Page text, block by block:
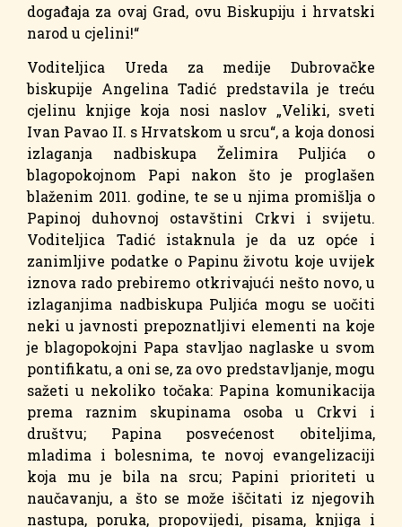
događaja za ovaj Grad, ovu Biskupiju i hrvatski
narod u cjelini!“
Voditeljica Ureda za medije Dubrovačke
biskupije Angelina Tadić predstavila je treću
cjelinu knjige koja nosi naslov „Veliki, sveti
Ivan Pavao II. s Hrvatskom u srcu“, a koja donosi
izlaganja nadbiskupa Želimira Puljića o
blagopokojnom Papi nakon što je proglašen
blaženim 2011. godine, te se u njima promišlja o
Papinoj duhovnoj ostavštini Crkvi i svijetu.
Voditeljica Tadić istaknula je da uz opće i
zanimljive podatke o Papinu životu koje uvijek
iznova rado prebiremo otkrivajući nešto novo, u
izlaganjima nadbiskupa Puljića mogu se uočiti
neki u javnosti prepoznatljivi elementi na koje
je blagopokojni Papa stavljao naglaske u svom
pontifikatu, a oni se, za ovo predstavljanje, mogu
sažeti u nekoliko točaka: Papina komunikacija
prema raznim skupinama osoba u Crkvi i
društvu; Papina posvećenost obiteljima,
mladima i bolesnima, te novoj evangelizaciji
koja mu je bila na srcu; Papini prioriteti u
naučavanju, a što se može iščitati iz njegovih
nastupa, poruka, propovijedi, pisama, knjiga i